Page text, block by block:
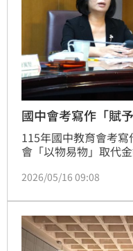
國中會考寫作「賦
115年國中教育會考
會「以物易物」取代
「賦予事物新面貌」。
2026/05/16 09:08